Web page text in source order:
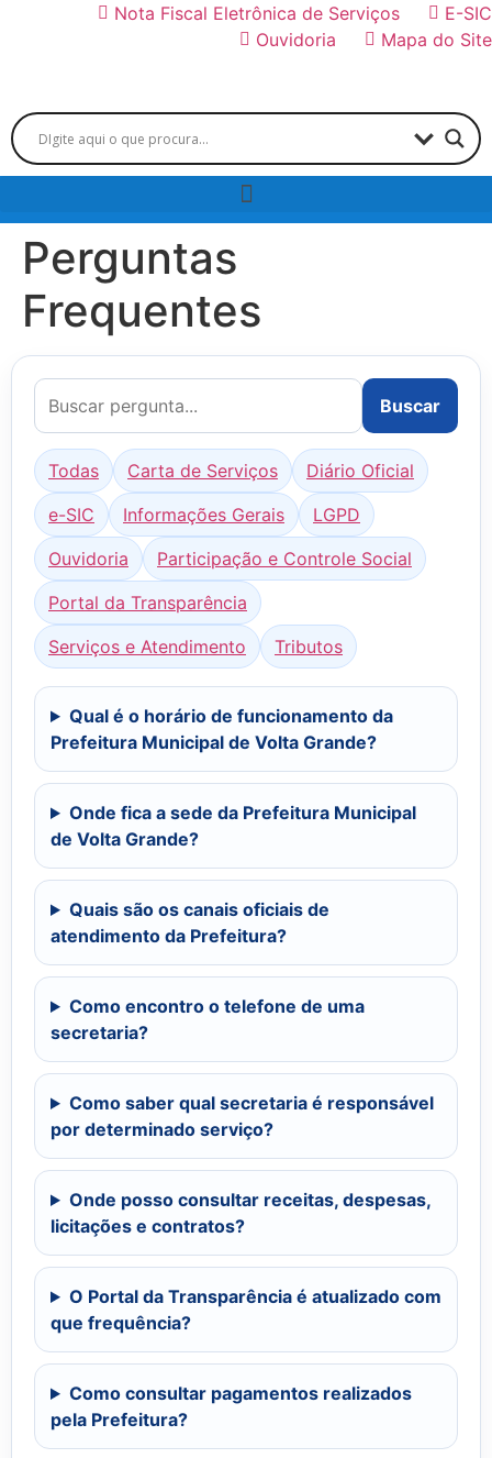
Nota Fiscal Eletrônica de Serviços
E-SIC
Ouvidoria
Mapa do Site
Perguntas
Frequentes
Buscar
Todas Carta de Serviços
Diário Oficial
e-SIC
Informações Gerais
LGPD
Ouvidoria
Participação e Controle Social
Portal da Transparência
Serviços e Atendimento
Tributos
Qual é o horário de funcionamento da
Prefeitura Municipal de Volta Grande?
Onde fica a sede da Prefeitura Municipal
de Volta Grande?
Quais são os canais oficiais de
atendimento da Prefeitura?
Como encontro o telefone de uma
secretaria?
Como saber qual secretaria é responsável
por determinado serviço?
Onde posso consultar receitas, despesas,
licitações e contratos?
O Portal da Transparência é atualizado com
que frequência?
Como consultar pagamentos realizados
pela Prefeitura?